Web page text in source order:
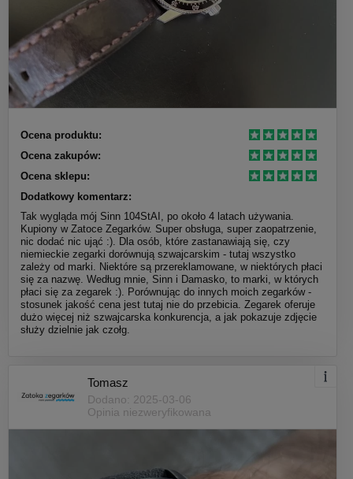
Ocena produktu:
Ocena zakupów:
Ocena sklepu:
Dodatkowy komentarz:
Tak wygląda mój Sinn 104StAI, po około 4 latach używania.
Kupiony w Zatoce Zegarków. Super obsługa, super zaopatrzenie,
nic dodać nic ująć :). Dla osób, które zastanawiają się, czy
niemieckie zegarki dorównują szwajcarskim - tutaj wszystko
zależy od marki. Niektóre są przereklamowane, w niektórych płaci
się za nazwę. Według mnie, Sinn i Damasko, to marki, w których
płaci się za zegarek :). Porównując do innych moich zegarków -
stosunek jakość cena jest tutaj nie do przebicia. Zegarek oferuje
dużo więcej niż szwajcarska konkurencja, a jak pokazuje zdjęcie
służy dzielnie jak czołg.
Tomasz
Dodano: 2025-03-06
Opinia niezweryfikowana